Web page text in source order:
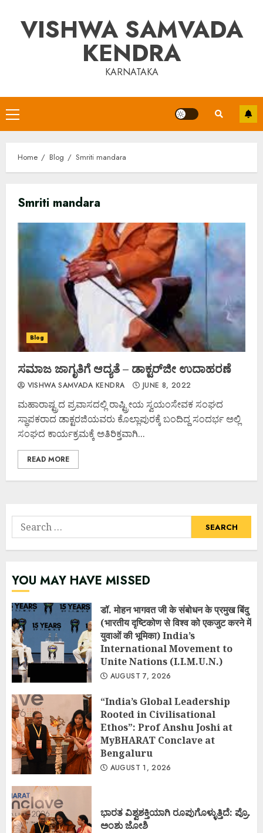
contentVISHWA SAMVADA
KENDRA
KARNATAKA
Primary
Menu
Home Blog Smriti mandara
Smriti mandara
Blog
ಸಮಾಜ ಜಾಗೃತಿಗೆ ಆದ್ಯತೆ – ಡಾಕ್ಟರ್‌ಜೀ ಉದಾಹರಣೆ
VISHWA SAMVADA KENDRA JUNE 8, 2022
ಮಹಾರಾಷ್ಟ್ರದ ಪ್ರವಾಸದಲ್ಲಿ ರಾಷ್ಟ್ರೀಯ ಸ್ವಯಂಸೇವಕ ಸಂಘದ
ಸ್ಥಾಪಕರಾದ ಡಾಕ್ಟರಜಿಯವರು ಕೊಲ್ಲಾಪುರಕ್ಕೆ ಬಂದಿದ್ದ ಸಂದರ್ಭ ಅಲ್ಲಿ
ಸಂಘದ ಕಾರ್ಯಕ್ರಮಕ್ಕೆ ಅತಿರಿಕ್ತವಾಗಿ...
READ MORE
Search
for:
YOU MAY HAVE MISSED
डॉ. मोहन भागवत जी के संबोधन के प्रमुख बिंदु
(भारतीय दृष्टिकोण से विश्व को एकजुट करने में
युवाओं की भूमिका) India’s
International Movement to
Unite Nations (I.I.M.U.N.)
AUGUST 7, 2026
“India’s Global Leadership
Rooted in Civilisational
Ethos”: Prof Anshu Joshi at
MyBHARAT Conclave at
Bengaluru
AUGUST 1, 2026
ಭಾರತ ವಿಶ್ವಶಕ್ತಿಯಾಗಿ ರೂಪುಗೊಳ್ಳುತ್ತಿದೆ: ಪ್ರೊ.
ಅಂಶು ಜೋಶಿ